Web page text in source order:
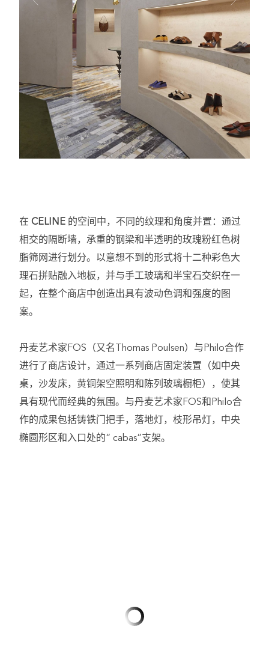
在CELINE 的空间中，不同的纹理和角度并置：通过
相交的隔断墙，承重的钢梁和半透明的玫瑰粉红色树
脂筛网进行划分。以意想不到的形式将十二种彩色大
理石拼贴融入地板，并与手工玻璃和半宝石交织在一
起，在整个商店中创造出具有波动色调和强度的图
案。
丹麦艺术家FOS（又名Thomas Poulsen）与Philo合作
进行了商店设计，通过一系列商店固定装置（如中央
桌，沙发床，黄铜架空照明和陈列玻璃橱柜），使其
具有现代而经典的氛围。与丹麦艺术家FOS和Philo合
作的成果包括铸铁门把手，落地灯，枝形吊灯，中央
椭圆形区和入口处的“ cabas”支架。